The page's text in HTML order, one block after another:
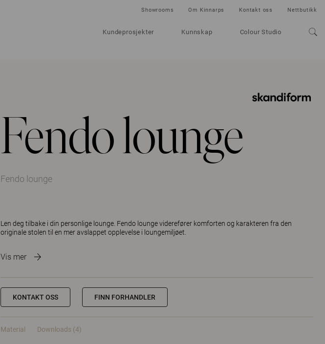
Kundeprosjekter Kunnskap Colour Studio
Showrooms Om Kinnarps Kontakt oss Nettbutikk
Fendo lounge
Fendo lounge
Len deg tilbake i din personlige lounge. Fendo lounge viderefører komforten og karakteren fra den
originale stolen til en mer avslappet opplevelse i loungemiljøet.
Vis mer
KONTAKT OSS FINN FORHANDLER
Material Downloads (4)